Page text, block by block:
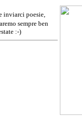
inviarci poesie,
sempre ben
:-)